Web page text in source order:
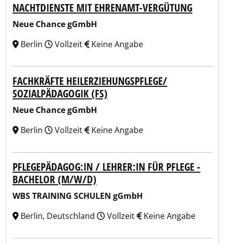
NACHTDIENSTE MIT EHRENAMT-VERGÜTUNG
Neue Chance gGmbH
Berlin
Vollzeit Keine Angabe
FACHKRÄFTE HEILERZIEHUNGSPFLEGE/
SOZIALPÄDAGOGIK (FS)
Neue Chance gGmbH
Berlin
Vollzeit Keine Angabe
PFLEGEPÄDAGOG:IN / LEHRER:IN FÜR PFLEGE -
BACHELOR (M/W/D)
WBS TRAINING SCHULEN gGmbH
Berlin, Deutschland
Vollzeit Keine Angabe